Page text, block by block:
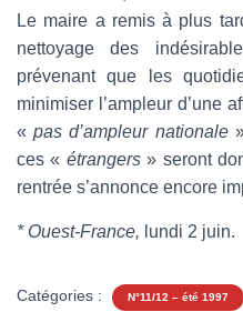
Le maire a remis à plus
nettoyage des
prévenant que les
minimiser l’ampleur d’une
«pas d’ampleur nationale
ces « étrangers» seront
rentrée s’annonce encore
* Ouest-France, lundi 2 juin.
Catégories : N°11/12 – été 1997